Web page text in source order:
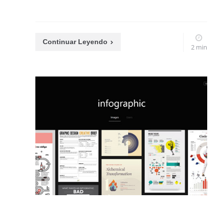
Continuar Leyendo
2 min